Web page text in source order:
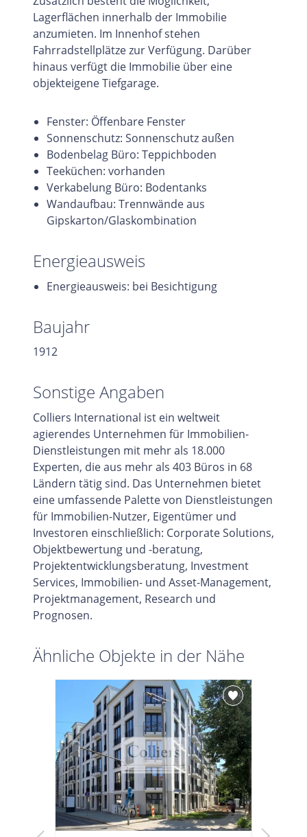
Lagerflächen innerhalb der Immobilie
anzumieten. Im Innenhof stehen
Fahrradstellplätze zur Verfügung. Darüber
hinaus verfügt die Immobilie über eine
objekteigene Tiefgarage.
Fenster: Öffenbare Fenster
Sonnenschutz: Sonnenschutz außen
Bodenbelag Büro: Teppichboden
Teeküchen: vorhanden
Verkabelung Büro: Bodentanks
Wandaufbau: Trennwände aus
Gipskarton/Glaskombination
Energieausweis
Energieausweis: bei Besichtigung
Baujahr
1912
Sonstige Angaben
Colliers International ist ein weltweit
agierendes Unternehmen für Immobilien-
Dienstleistungen mit mehr als 18.000
Experten, die aus mehr als 403 Büros in 68
Ländern tätig sind. Das Unternehmen bietet
eine umfassende Palette von Dienstleistungen
für Immobilien-Nutzer, Eigentümer und
Investoren einschließlich: Corporate Solutions,
Objektbewertung und -beratung,
Projektentwicklungsberatung, Investment
Services, Immobilien- und Asset-Management,
Projektmanagement, Research und
Prognosen.
Ähnliche Objekte in der Nähe